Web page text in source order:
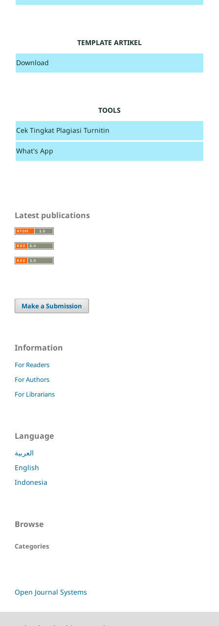
TEMPLATE ARTIKEL
Download
TOOLS
Cek Tingkat Plagiasi Turnitin
What's App
Latest publications
Make a Submission
Information
For Readers
For Authors
For Librarians
Language
العربية
English
Indonesia
Browse
Categories
Open Journal Systems